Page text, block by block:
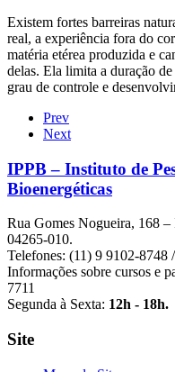
Existem fortes barreiras
real, a experiência fora do
matéria etérea produzida e
delas. Ela limita a duração
grau de controle e
Prev
Next
IPPB – Instituto de
Bioenergéticas
Rua Gomes Nogueira, 168
04265-010.
Telefones: (11) 9 9102-8748
Informações sobre cursos e
7711
Segunda à Sexta: 12h - 18h.
Site